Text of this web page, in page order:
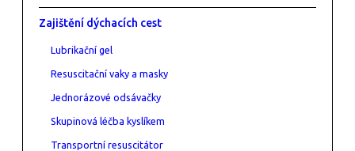
Zajištění dýchacích cest
Lubrikační gel
Resuscitační vaky a masky
Jednorázové odsávačky
Skupinová léčba kyslíkem
Transportní resuscitátor